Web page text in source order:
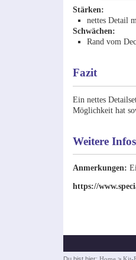
Stärken:
nettes Detail
Schwächen:
Rand vom
Fazit
Ein nettes
Möglichkeit hat
Weitere Infos
Anmerkungen:
https://